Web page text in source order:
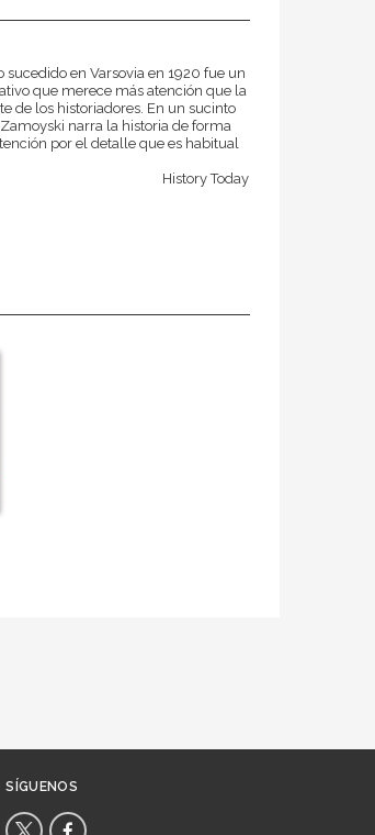
sucedido en Varsovia en 1920 fue un
que merece más atención que la
de los historiadores. En un sucinto
narra la historia de forma
por el detalle que es habitual
History Today
SÍGUENOS